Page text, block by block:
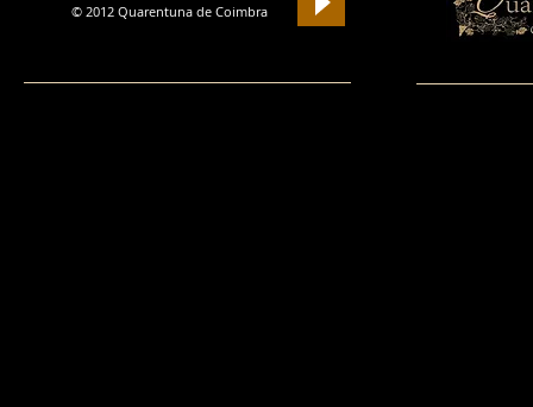
© 2012 Quarentuna de Coimbra